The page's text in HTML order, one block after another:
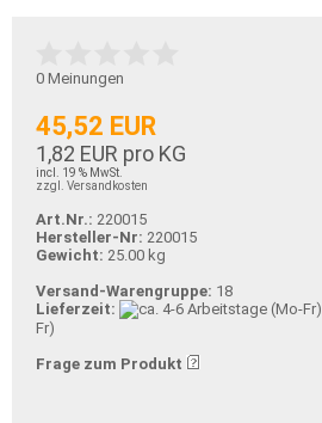
0 Meinungen
45,52 EUR
1,82 EUR pro KG
incl. 19 % MwSt.
zzgl. Versandkosten
Art.Nr.: 220015
Hersteller-Nr: 220015
Gewicht: 25.00 kg
Versand-Warengruppe: 18
Lieferzeit:
Fr)
Frage zum Produkt